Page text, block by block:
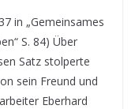
in „Gemeinsames
S. 84) Über
Satz stolperte
sein Freund und
Eberhard